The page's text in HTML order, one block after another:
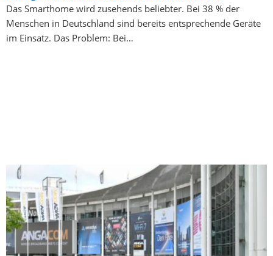
Das Smarthome wird zusehends beliebter. Bei 38 % der
Menschen in Deutschland sind bereits entsprechende Geräte
im Einsatz. Das Problem: Bei…